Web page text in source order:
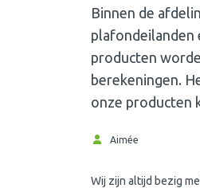
Binnen de
plafondeilanden
producten
berekeningen.
onze producten
Aimée
Wij zijn altijd bezig